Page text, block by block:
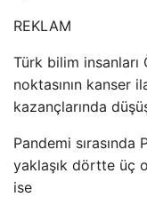
REKLAM
Türk bilim
noktasının kanser
kazançlarında
Pandemi
yaklaşık dörtte üç
ise